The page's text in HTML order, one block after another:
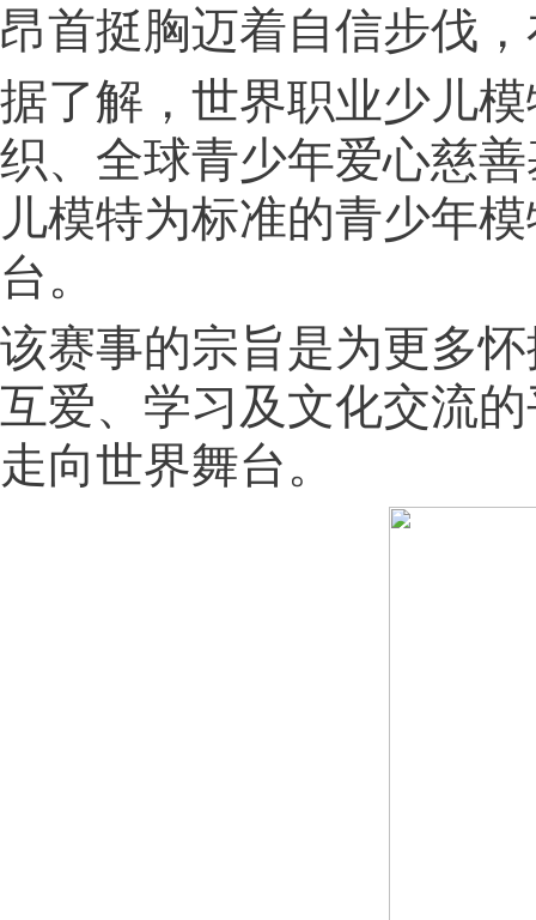
昂首挺胸迈着自信步伐
据了解，世界职业少儿
织、全球青少年爱心慈
儿模特为标准的青少年
台。
该赛事的宗旨是为更多
互爱、学习及文化交流
走向世界舞台。